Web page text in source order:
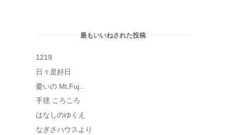
最もいいねされた投稿
1219
日々是好日
憂いの Mt.Fuj...
手毬 ころころ
はなしのゆくえ
なぎさハウスより